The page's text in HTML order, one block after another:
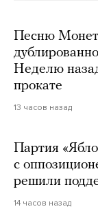
Песню
Неделю
прокате
13 часов назад
Партия
с
решили
14 часов назад